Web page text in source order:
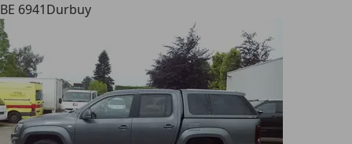
BE 6941Durbuy